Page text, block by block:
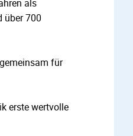
als
über 700
für
erste wertvolle